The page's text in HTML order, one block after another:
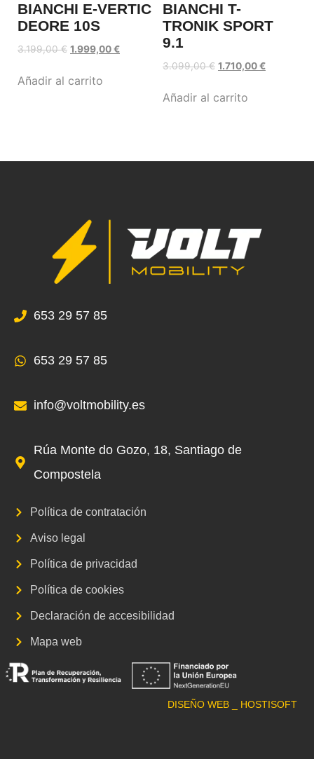
BIANCHI E-VERTIC
DEORE 10S
3.199,00€ 1.999,00€
Añadir al carrito
BIANCHI T-
TRONIK SPORT
9.1
3.099,00€ 1.710,00€
Añadir al carrito
653 29 57 85
653 29 57 85
info@voltmobility.es
Rúa Monte do Gozo, 18, Santiago de
Compostela
Política de contratación
Aviso legal
Política de privacidad
Política de cookies
Declaración de accesibilidad
Mapa web
DISEÑO WEB _ HOSTISOFT